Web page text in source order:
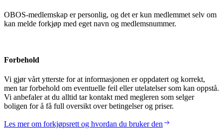
OBOS-medlemskap er personlig, og det er kun medlemmet selv om
kan melde forkjøp med eget navn og medlemsnummer.
Forbehold
Vi gjør vårt ytterste for at informasjonen er oppdatert og korrekt,
men tar forbehold om eventuelle feil eller utelatelser som kan oppstå.
Vi anbefaler at du alltid tar kontakt med megleren som selger
boligen for å få full oversikt over betingelser og priser.
Les mer om forkjøpsrett og hvordan du bruker den